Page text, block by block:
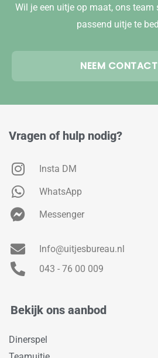
Wil je een uitje op maat, ons team
passend uitje te
NEEM
Vragen of hulp nodig?
Insta DM
WhatsApp
Messenger
Info@uitjesbureau.nl
043 - 76 00 009
Bekijk ons aanbod
Dinerspel